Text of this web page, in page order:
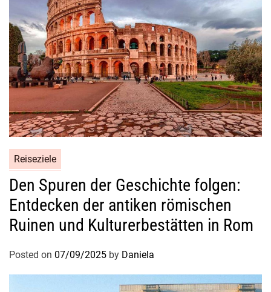
A
u
f
e
n
t
h
a
l
e
t
s
n
Reiseziele
Den Spuren der Geschichte folgen:
Entdecken der antiken römischen
Ruinen und Kulturerbestätten in Rom
Posted on 07/09/2025 by Daniela